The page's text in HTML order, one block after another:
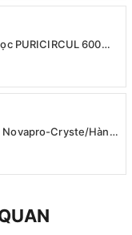
PURICIRCUL 600
Quốc
Novapro-Cryste/Hàn